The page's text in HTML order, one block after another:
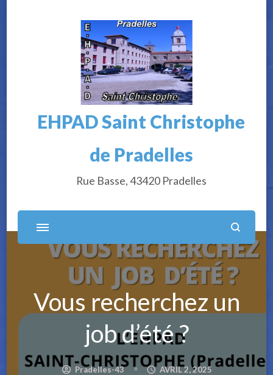
EHPAD Saint Christophe
de Pradelles
Rue Basse, 43420 Pradelles
Vous recherchez un
job d’été ?
Pradelles-43 AVRIL 2, 2025